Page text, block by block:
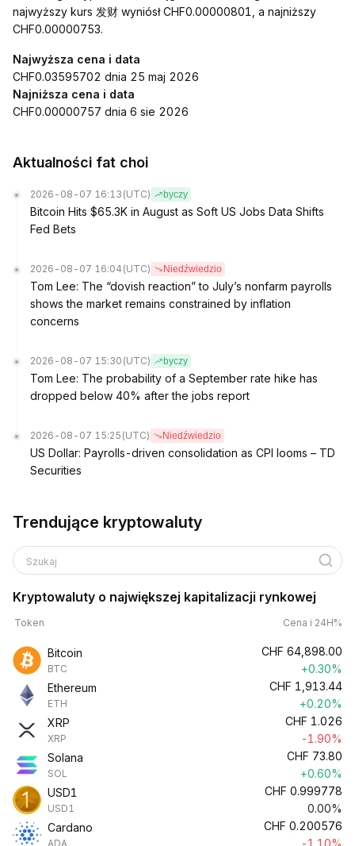
najwyższy kurs 发财 wyniósł CHF0.00000801, a najniższy
CHF0.00000753.
Najwyższa cena i data
CHF0.03595702 dnia 25 maj 2026
Najniższa cena i data
CHF0.00000757 dnia 6 sie 2026
Aktualności fat choi
2026-08-07 16:13 (UTC) byczy
Bitcoin Hits $65.3K in August as Soft US Jobs Data Shifts
Fed Bets
2026-08-07 16:04 (UTC) Niedźwiedzio
Tom Lee: The “dovish reaction” to July’s nonfarm payrolls
shows the market remains constrained by inflation
concerns
2026-08-07 15:30 (UTC) byczy
Tom Lee: The probability of a September rate hike has
dropped below 40% after the jobs report
2026-08-07 15:25 (UTC) Niedźwiedzio
US Dollar: Payrolls-driven consolidation as CPI looms – TD
Securities
Trendujące kryptowaluty
Szukaj
Kryptowaluty o największej kapitalizacji rynkowej
Token Cena i 24H%
Bitcoin
BTC
CHF 64,898.00
+0.30%
Ethereum
ETH
CHF 1,913.44
+0.20%
XRP
XRP
CHF 1.026
-1.90%
Solana
SOL
CHF 73.80
+0.60%
USD1
USD1
CHF 0.999778
0.00%
Cardano
ADA
CHF 0.200576
-1.10%